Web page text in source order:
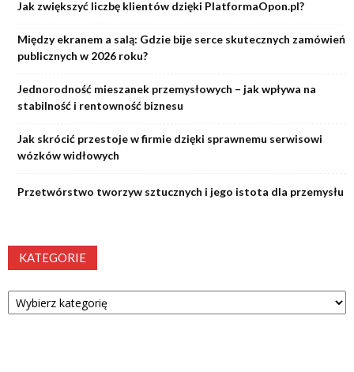
Jak zwiększyć liczbę klientów dzięki PlatformaOpon.pl?
Między ekranem a salą: Gdzie bije serce skutecznych zamówień
publicznych w 2026 roku?
Jednorodność mieszanek przemysłowych – jak wpływa na
stabilność i rentowność biznesu
Jak skrócić przestoje w firmie dzięki sprawnemu serwisowi
wózków widłowych
Przetwórstwo tworzyw sztucznych i jego istota dla przemysłu
KATEGORIE
Kategorie